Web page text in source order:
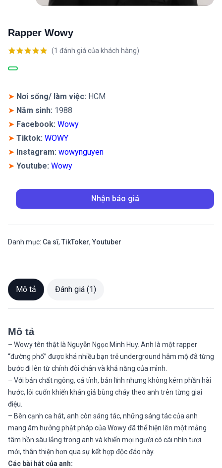
Rapper Wowy
dựa trên
(1 đánh giá của khách hàng)
➤ Nơi sống/ làm việc: HCM
➤ Năm sinh: 1988
➤ Facebook: Wowy
➤ Tiktok: WOWY
➤ Instagram: wowynguyen
➤ Youtube: Wowy
Nhận báo giá
Danh mục: Ca sĩ, TikToker,Youtuber
Mô tả Đánh giá (1)
Mô tả
– Wowy tên thật là Nguyễn Ngọc Minh Huy. Anh là một rapper
“đường phố” được khá nhiều bạn trẻ underground hâm mộ đã từng
bước đi lên từ chính đôi chân và khả năng của mình.
– Với bản chất ngông, cá tính, bản lĩnh nhưng không kém phần hài
hước, lôi cuốn khiến khán giả bùng cháy theo anh trên từng giai
điệu.
– Bên cạnh ca hát, anh còn sáng tác, những sáng tác của anh
mang âm hưởng phật pháp của Wowy đã thể hiện lên một mảng
tâm hồn sâu lắng trong anh và khiến mọi người có cái nhìn tươi
mới, thân thiện hơn qua sự kết hợp độc đáo này.
Các bài hát của anh: